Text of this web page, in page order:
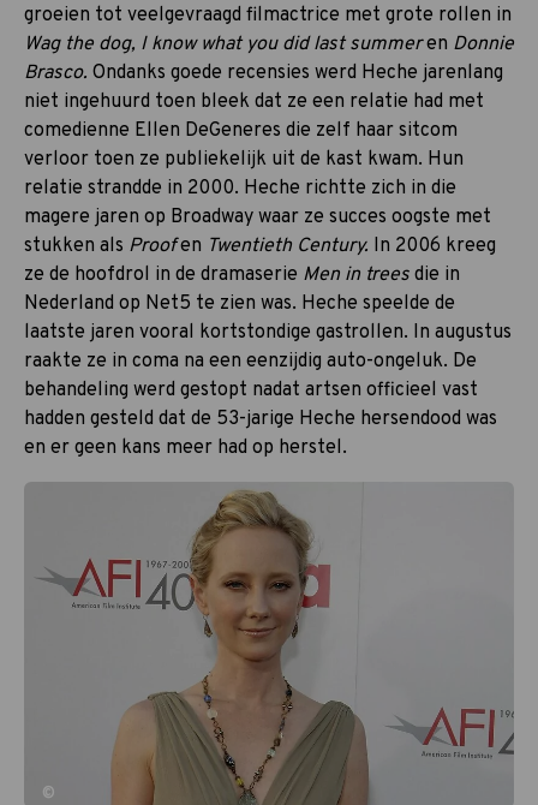
groeien tot veelgevraagd filmactrice met grote rollen in
Wag the dog, I know what you did last summeren Donnie
Brasco. Ondanks goede recensies werd Heche jarenlang
niet ingehuurd toen bleek dat ze een relatie had met
comedienne Ellen DeGeneres die zelf haar sitcom
verloor toen ze publiekelijk uit de kast kwam. Hun
relatie strandde in 2000. Heche richtte zich in die
magere jaren op Broadway waar ze succes oogste met
stukken als Proofen Twentieth Century. In 2006 kreeg
ze de hoofdrol in de dramaserie Men in trees die in
Nederland op Net5 te zien was. Heche speelde de
laatste jaren vooral kortstondige gastrollen. In augustus
raakte ze in coma na een eenzijdig auto-ongeluk. De
behandeling werd gestopt nadat artsen officieel vast
hadden gesteld dat de 53-jarige Heche hersendood was
en er geen kans meer had op herstel.
©